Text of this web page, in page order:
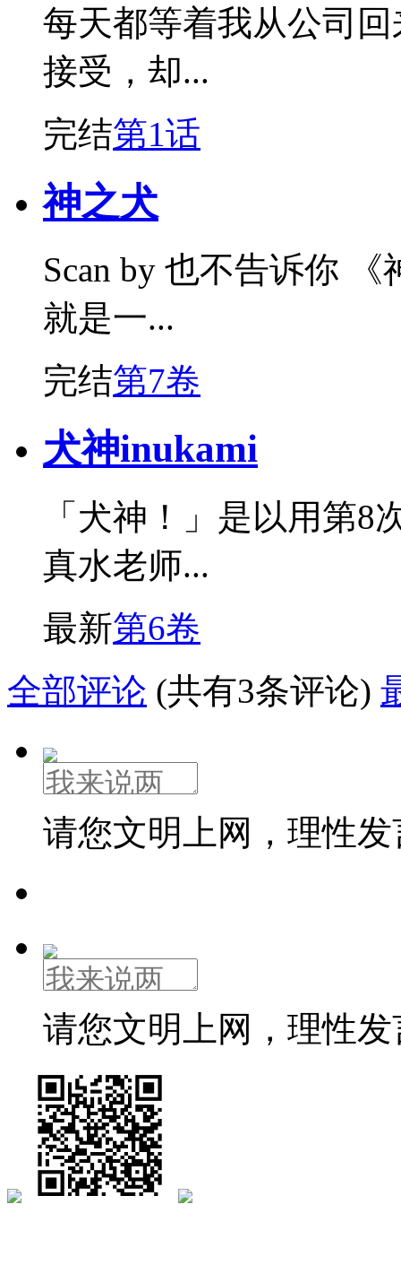
每天都等着我从公司
接受，却...
完结第1话
神之犬
Scan by 也不告诉你
就是一...
完结第7卷
犬神inukami
「犬神！」是以用第
真水老师...
最新第6卷
全部评论 (共有3条评论)
请您文明上网，理性
请您文明上网，理性